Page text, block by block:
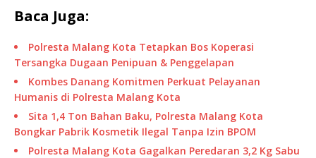
Baca Juga:
Polresta Malang Kota Tetapkan Bos Koperasi
Tersangka Dugaan Penipuan & Penggelapan
Kombes Danang Komitmen Perkuat Pelayanan
Humanis di Polresta Malang Kota
Sita 1,4 Ton Bahan Baku, Polresta Malang Kota
Bongkar Pabrik Kosmetik Ilegal Tanpa Izin BPOM
Polresta Malang Kota Gagalkan Peredaran 3,2 Kg Sabu